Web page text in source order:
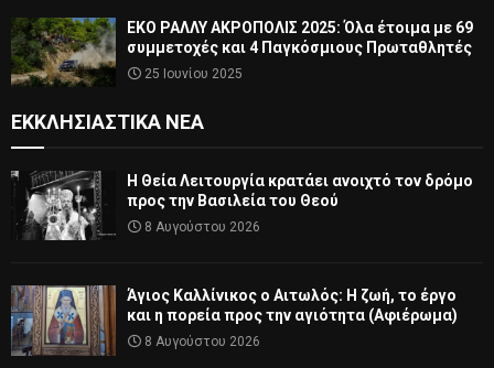
ΕΚΟ ΡΑΛΛΥ ΑΚΡΟΠΟΛΙΣ 2025: Όλα έτοιμα με 69
συμμετοχές και 4 Παγκόσμιους Πρωταθλητές
25 Ιουνίου 2025
ΕΚΚΛΗΣΙΑΣΤΙΚΆ ΝΈΑ
Η Θεία Λειτουργία κρατάει ανοιχτό τον δρόμο
προς την Βασιλεία του Θεού
8 Αυγούστου 2026
Άγιος Καλλίνικος ο Αιτωλός: Η ζωή, το έργο
και η πορεία προς την αγιότητα (Αφιέρωμα)
8 Αυγούστου 2026